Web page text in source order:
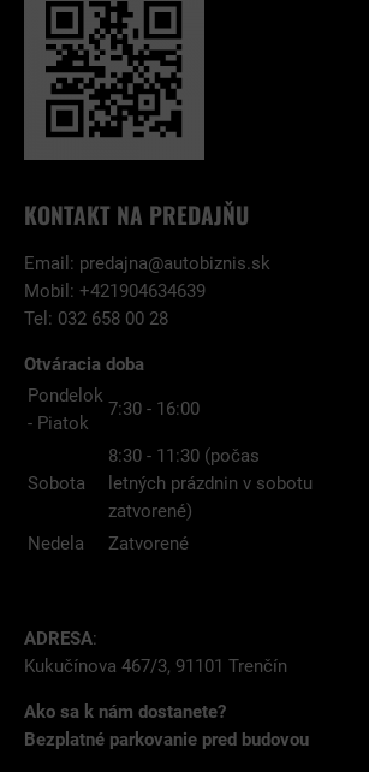
KONTAKT NA PREDAJŇU
Email: predajna@autobiznis.sk
Mobil: +421904634639
Tel: 032 658 00 28
Otváracia doba
Pondelok
- Piatok
7:30 - 16:00
Sobota
8:30 - 11:30 (počas
letných prázdnin v sobotu
zatvorené)
Nedela
Zatvorené
ADRESA:
Kukučínova 467/3, 91101 Trenčín
Ako sa k nám dostanete?
Bezplatné parkovanie pred budovou